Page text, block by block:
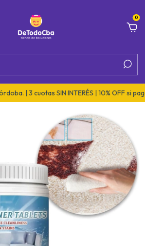
0
| 3 cuotas SIN INTERÉS | 10% OFF si pagás